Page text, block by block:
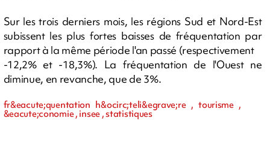
Sur les trois derniers mois, les régions Sud et Nord-Est
subissent les plus fortes baisses de fréquentation par
rapport à la même période l'an passé (respectivement
-12,2% et -18,3%). La fréquentation de l'Ouest ne
diminue, en revanche, que de 3%.
fr&eacute;quentation h&ocirc;teli&egrave;re , tourisme ,
&eacute;conomie , insee , statistiques